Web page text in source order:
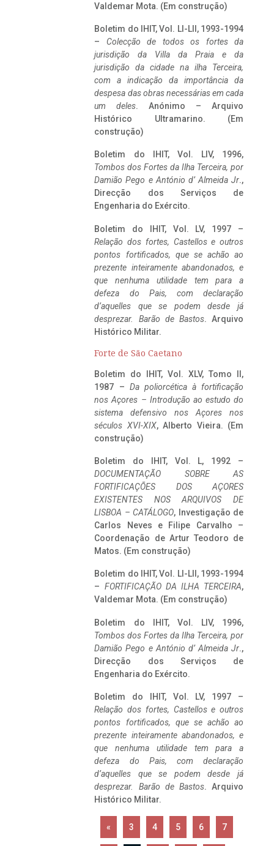
Valdemar Mota. (Em construção)
Boletim do IHIT, Vol. LI-LII, 1993-1994
– Colecção de todos os fortes da
jurisdição da Villa da Praia e da
jurisdição da cidade na ilha Terceira,
com a indicação da importância da
despesa das obras necessárias em cada
um deles. Anónimo – Arquivo
Histórico Ultramarino. (Em
construção)
Boletim do IHIT, Vol. LIV, 1996,
Tombos dos Fortes da Ilha Terceira, por
Damião Pego e António d’ Almeida Jr.,
Direcção dos Serviços de
Engenharia do Exército.
Boletim do IHIT, Vol. LV, 1997 –
Relação dos fortes, Castellos e outros
pontos fortificados, que se achão ao
prezente inteiramente abandonados, e
que nenhuma utilidade tem para a
defeza do Pais, com declaração
d’aquelles que se podem desde já
desprezar. Barão de Bastos. Arquivo
Histórico Militar.
Forte de São Caetano
Boletim do IHIT, Vol. XLV, Tomo II,
1987 – Da poliorcética à fortificação
nos Açores – Introdução ao estudo do
sistema defensivo nos Açores nos
séculos XVI-XIX, Alberto Vieira. (Em
construção)
Boletim do IHIT, Vol. L, 1992 –
DOCUMENTAÇÃO SOBRE AS
FORTIFICAÇÕES DOS AÇORES
EXISTENTES NOS ARQUIVOS DE
LISBOA – CATÁLOGO, Investigação de
Carlos Neves e Filipe Carvalho –
Coordenação de Artur Teodoro de
Matos. (Em construção)
Boletim do IHIT, Vol. LI-LII, 1993-1994
– FORTIFICAÇÃO DA ILHA TERCEIRA,
Valdemar Mota. (Em construção)
Boletim do IHIT, Vol. LIV, 1996,
Tombos dos Fortes da Ilha Terceira, por
Damião Pego e António d’ Almeida Jr.,
Direcção dos Serviços de
Engenharia do Exército.
Boletim do IHIT, Vol. LV, 1997 –
Relação dos fortes, Castellos e outros
pontos fortificados, que se achão ao
prezente inteiramente abandonados, e
que nenhuma utilidade tem para a
defeza do Pais, com declaração
d’aquelles que se podem desde já
desprezar. Barão de Bastos. Arquivo
Histórico Militar.
« 3 4 5 6 7